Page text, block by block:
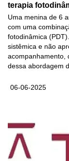
terapia
Uma menina de 6
com uma
fotodinâmica
sistêmica e não
acompanhamento,
dessa abordagem
06-06-2025